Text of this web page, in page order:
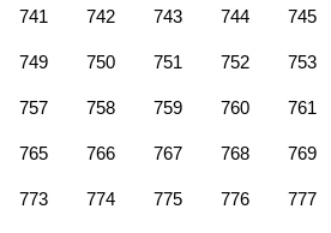
741 742 743 744 745
749 750 751 752 753
757 758 759 760 761
765 766 767 768 769
773 774 775 776 777